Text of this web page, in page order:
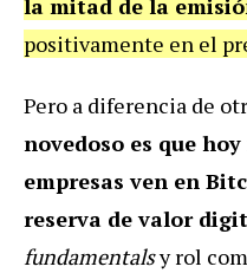
la mitad de la
positivamente en el
Pero a diferencia de
novedoso es que
empresas ven en
reserva de valor
fundamentalsy rol